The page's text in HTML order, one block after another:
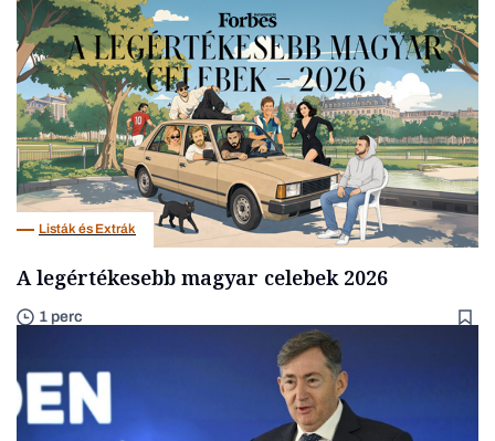
Listák és Extrák
A legértékesebb magyar celebek 2026
1 perc